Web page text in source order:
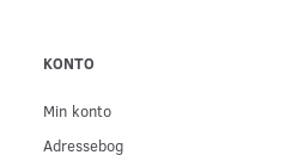
KONTO
Min konto
Adressebog